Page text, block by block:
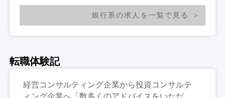
銀行系の求人を一覧で見る
転職体験記
経営コンサルティング企業から投資コンサルテ
ィング企業へ「数多くのアドバイスをいただ